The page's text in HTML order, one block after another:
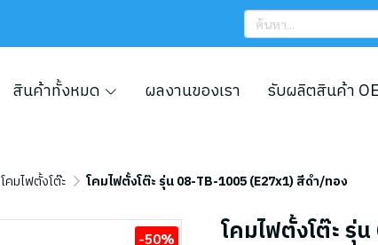
สินค้าทั้งหมด ผลงานของเรา รับผลิตสินค้า
โคมไฟตั้งโต๊ะ โคมไฟตั้งโต๊ะ รุ่น 08-TB-1005 (E27x1) สีดำ/ทอง
-50% โคมไฟตั้งโต๊ะ รุ่